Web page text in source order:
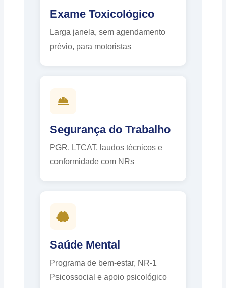
Exame Toxicológico
Larga janela, sem agendamento
prévio, para motoristas
Segurança do Trabalho
PGR, LTCAT, laudos técnicos e
conformidade com NRs
Saúde Mental
Programa de bem-estar, NR-1
Psicossocial e apoio psicológico